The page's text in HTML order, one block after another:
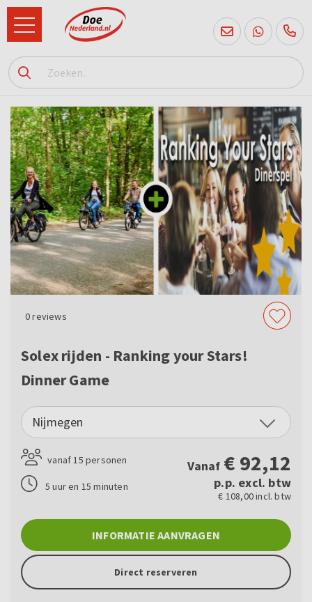
085
760
2556
0reviews
Solex rijden - Ranking your Stars!
Dinner Game
Nijmegen
vanaf 15 personen
5 uur en 15 minuten
Vanaf € 92,12
p.p. excl. btw
€ 108,00 incl. btw
INFORMATIE AANVRAGEN
Direct reserveren